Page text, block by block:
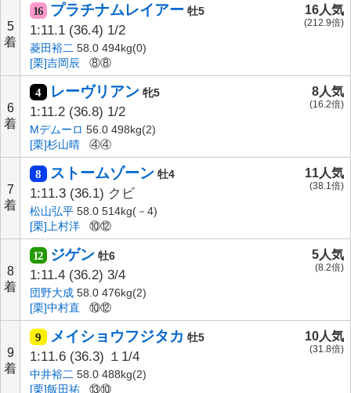
5
着
16 プラチナムレイアー 牡5
1:11.1 (36.4) 1/2
菱田裕二 58.0 494kg(0)
[栗]吉岡辰
⑧⑧
16人気
(212.9倍)
6
着
4 レーヴリアン 牝5
1:11.2 (36.8) 1/2
Mデムーロ 56.0 498kg(2)
[栗]杉山晴
④④
8人気
(16.2倍)
7
着
8 ストームゾーン 牡4
1:11.3 (36.1) クビ
松山弘平 58.0 514kg(－4)
[栗]上村洋
⑩⑫
11人気
(38.1倍)
8
着
12 ジゲン 牡6
1:11.4 (36.2) 3/4
団野大成 58.0 476kg(2)
[栗]中村直
⑩⑫
5人気
(8.2倍)
9
着
9 メイショウフジタカ 牡5
1:11.6 (36.3) １1/4
中井裕二 58.0 488kg(2)
[栗]飯田祐
⑬⑩
10人気
(31.8倍)